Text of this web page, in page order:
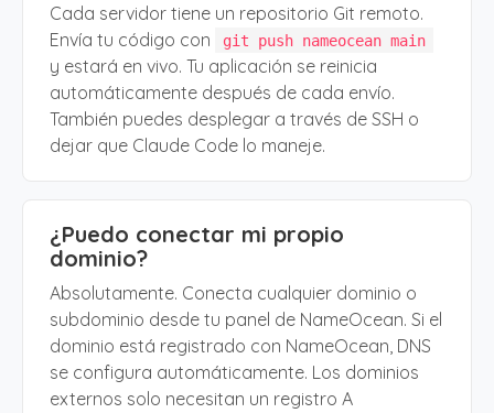
Cada servidor tiene un repositorio Git remoto.
Envía tu código con
git push nameocean main
y estará en vivo. Tu aplicación se reinicia
automáticamente después de cada envío.
También puedes desplegar a través de SSH o
dejar que Claude Code lo maneje.
¿Puedo conectar mi propio
dominio?
Absolutamente. Conecta cualquier dominio o
subdominio desde tu panel de NameOcean. Si el
dominio está registrado con NameOcean, DNS
se configura automáticamente. Los dominios
externos solo necesitan un registro A